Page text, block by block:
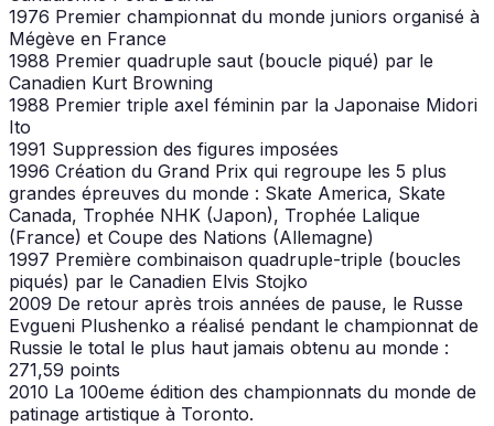
1976 Premier championnat du monde juniors organisé à
Mégève en France
1988 Premier quadruple saut (boucle piqué) par le
Canadien Kurt Browning
1988 Premier triple axel féminin par la Japonaise Midori
Ito
1991 Suppression des figures imposées
1996 Création du Grand Prix qui regroupe les 5 plus
grandes épreuves du monde : Skate America, Skate
Canada, Trophée NHK (Japon), Trophée Lalique
(France) et Coupe des Nations (Allemagne)
1997 Première combinaison quadruple-triple (boucles
piqués) par le Canadien Elvis Stojko
2009 De retour après trois années de pause, le Russe
Evgueni Plushenko a réalisé pendant le championnat de
Russie le total le plus haut jamais obtenu au monde :
271,59 points
2010 La 100eme édition des championnats du monde de
patinage artistique à Toronto.